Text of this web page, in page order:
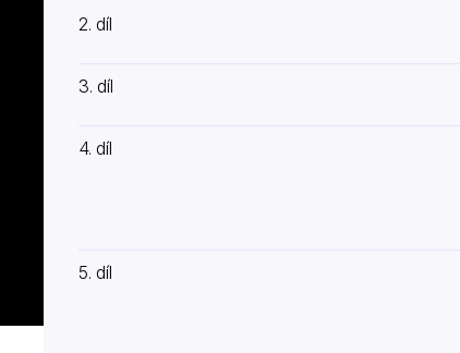
2. díl
3. díl
4. díl
5. díl